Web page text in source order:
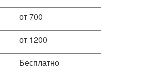
от 700
от 1200
Бесплатно